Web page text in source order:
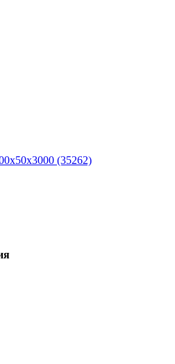
(35262)